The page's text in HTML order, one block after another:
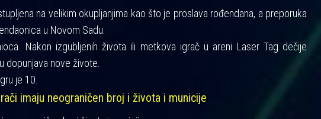
na velikim okupljanjima kao što je proslava rođendana, a preporuka
u Novom Sadu.
Nakon izgubljenih života ili metkova igrač u areni Laser Tag dečije
dopunjava nove živote.
je 10.
imaju neograničen broj i života i municije